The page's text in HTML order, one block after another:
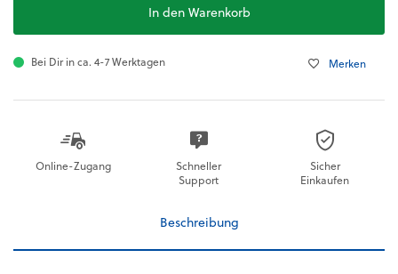
In den Warenkorb
Bei Dir in ca. 4-7 Werktagen Merken
Online-Zugang
Schneller
Support
Sicher
Einkaufen
Beschreibung